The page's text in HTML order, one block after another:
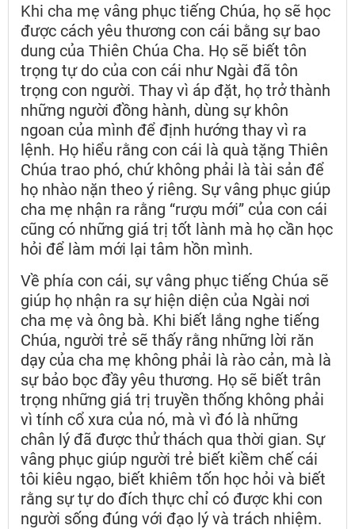
Khi cha mẹ vâng phục tiếng Chúa, họ sẽ học
được cách yêu thương con cái bằng sự bao
dung của Thiên Chúa Cha. Họ sẽ biết tôn
trọng tự do của con cái như Ngài đã tôn
trọng con người. Thay vì áp đặt, họ trở thành
những người đồng hành, dùng sự khôn
ngoan của mình để định hướng thay vì ra
lệnh. Họ hiểu rằng con cái là quà tặng Thiên
Chúa trao phó, chứ không phải là tài sản để
họ nhào nặn theo ý riêng. Sự vâng phục giúp
cha mẹ nhận ra rằng “rượu mới” của con cái
cũng có những giá trị tốt lành mà họ cần học
hỏi để làm mới lại tâm hồn mình.
Về phía con cái, sự vâng phục tiếng Chúa sẽ
giúp họ nhận ra sự hiện diện của Ngài nơi
cha mẹ và ông bà. Khi biết lắng nghe tiếng
Chúa, người trẻ sẽ thấy rằng những lời răn
dạy của cha mẹ không phải là rào cản, mà là
sự bảo bọc đầy yêu thương. Họ sẽ biết trân
trọng những giá trị truyền thống không phải
vì tính cổ xưa của nó, mà vì đó là những
chân lý đã được thử thách qua thời gian. Sự
vâng phục giúp người trẻ biết kiềm chế cái
tôi kiêu ngạo, biết khiêm tốn học hỏi và biết
rằng sự tự do đích thực chỉ có được khi con
người sống đúng với đạo lý và trách nhiệm.